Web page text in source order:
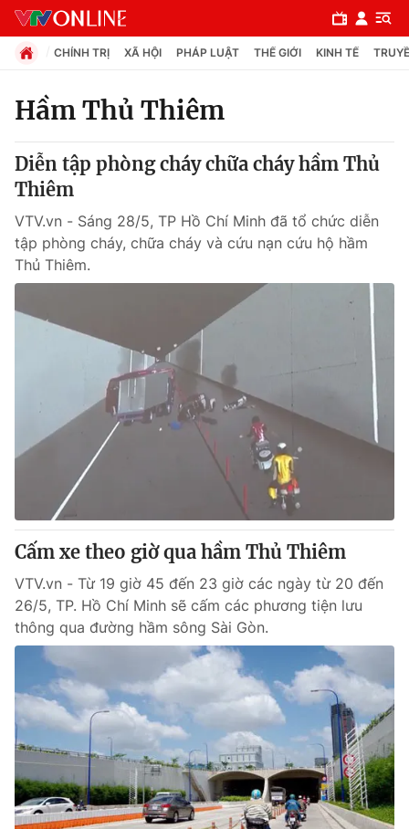
Chuyên mục
Chính trị
Xã hội
Pháp luật
Tin tức
Thế giới đó đây
Câu chuyện quốc tế
Kinh tế
Tài chính
Thị trường
Góc doanh nghiệp
Dữ liệu và đời sống
Truyền hình
Phim VTV
Hậu trường
Nhân vật
Khán giả
Giải sao mai
Giải trí
Điện ảnh
Âm nhạc
Sao
Đời sống
Du lịch
Làm đẹp
Chất lượng cuộc sống
Giáo dục
Tuyển sinh
Học trực tuyến
Công nghệ
Hitech Công nghệ tương lai
Giao lưu trực tuyến
CHÍNH TRỊ XÃ HỘI PHÁP LUẬT THẾ GIỚI KINH TẾ
Hầm Thủ Thiêm
Diễn tập phòng cháy chữa cháy hầm Thủ
Thiêm
VTV.vn - Sáng 28/5, TP Hồ Chí Minh đã tổ chức diễn
tập phòng cháy, chữa cháy và cứu nạn cứu hộ hầm
Thủ Thiêm.
Cấm xe theo giờ qua hầm Thủ Thiêm
VTV.vn - Từ 19 giờ 45 đến 23 giờ các ngày từ 20 đến
26/5, TP. Hồ Chí Minh sẽ cấm các phương tiện lưu
thông qua đường hầm sông Sài Gòn.